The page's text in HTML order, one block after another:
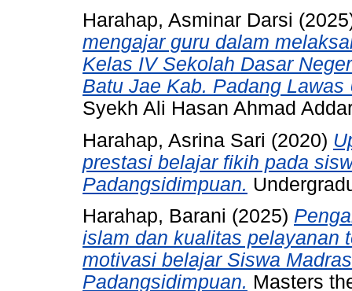
Harahap, Asminar Darsi
mengajar guru dalam
Kelas IV Sekolah Dasar
Batu Jae Kab. Padang Lawas
Syekh Ali Hasan Ahmad
Harahap, Asrina Sari (2020)
prestasi belajar fikih pada
Padangsidimpuan.
Harahap, Barani (2025)
islam dan kualitas pelayanan
motivasi belajar Siswa
Padangsidimpuan. Masters